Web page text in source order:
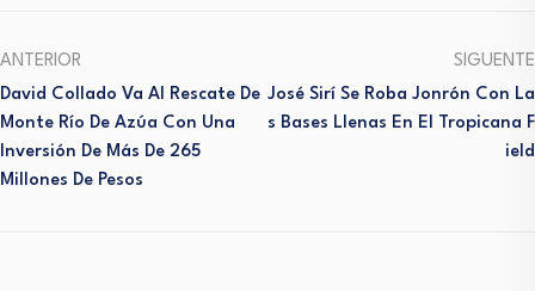
ANTERIOR
David Collado Va Al Rescate De
Monte Río De Azúa Con Una
Inversión De Más De 265
Millones De Pesos
SIGUENTE
José Sirí Se Roba Jonrón Con La
S Bases Llenas En El Tropicana F
Ield